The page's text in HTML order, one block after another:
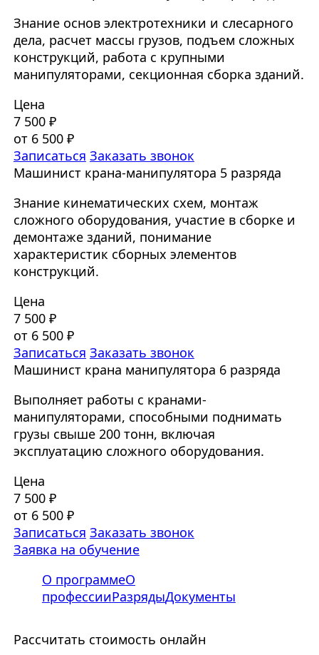
Знание основ электротехники и слесарного
дела, расчет массы грузов, подъем сложных
конструкций, работа с крупными
манипуляторами, секционная сборка зданий.
Цена
7 500 ₽
от 6 500 ₽
Записаться Заказать звонок
Машинист крана-манипулятора 5 разряда
Знание кинематических схем, монтаж
сложного оборудования, участие в сборке и
демонтаже зданий, понимание
характеристик сборных элементов
конструкций.
Цена
7 500 ₽
от 6 500 ₽
Записаться Заказать звонок
Машинист крана манипулятора 6 разряда
Выполняет работы с кранами-
манипуляторами, способными поднимать
грузы свыше 200 тонн, включая
эксплуатацию сложного оборудования.
Цена
7 500 ₽
от 6 500 ₽
Записаться Заказать звонок
Заявка на обучение
О программеО
профессииРазрядыДокументы
Рассчитать стоимость онлайн